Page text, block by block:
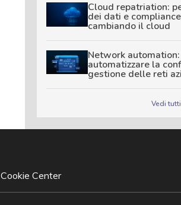
Cloud repatriation:
dei dati e
cambiando il cloud
Network
automatizzare la
gestione delle reti
Vedi
Cookie Center